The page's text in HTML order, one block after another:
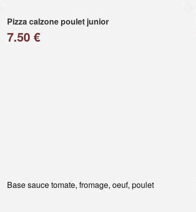
Pizza calzone poulet junior
7.50 €
Base sauce tomate, fromage, oeuf, poulet